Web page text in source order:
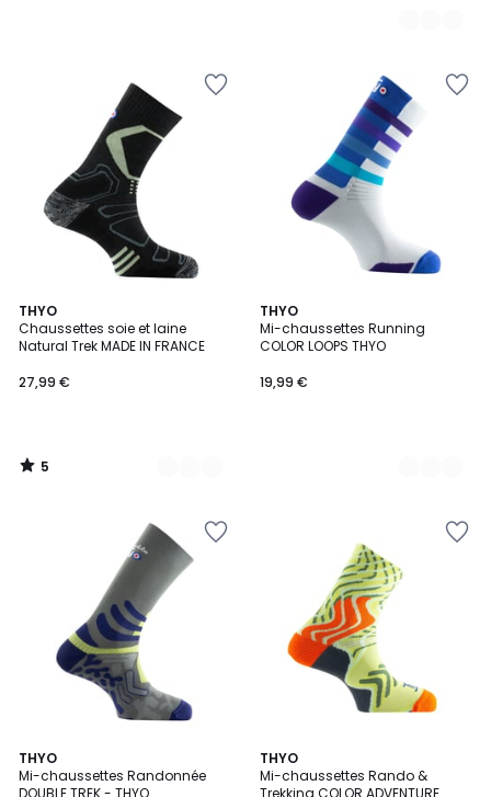
THYO
Chaussettes soie et laine
Natural Trek MADE IN FRANCE
27,99 €
5
/
5
4
Couleurs
5
/
THYO
Mi-chaussettes Running
COLOR LOOPS THYO
19,99 €
3
Couleurs
THYO
Mi-chaussettes Randonnée
DOUBLE TREK - THYO
4
Couleurs
THYO
Mi-chaussettes Rando &
Trekking COLOR ADVENTURE
3
Couleurs